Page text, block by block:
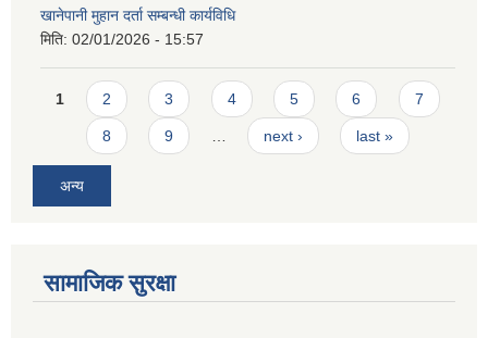
खानेपानी मुहान दर्ता सम्बन्धी कार्यविधि
मिति: 02/01/2026 - 15:57
Pages
1 2 3 4 5 6 7
8 9 next › last »
अन्य
सामाजिक सुरक्षा